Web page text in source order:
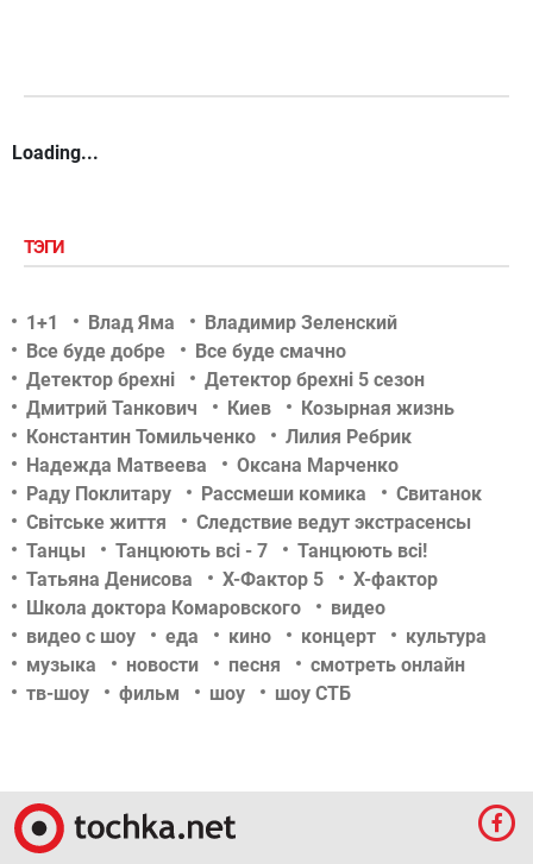
Loading...
ТЭГИ
1+1 Влад Яма
Владимир Зеленский
Все буде добре
Все буде смачно
Детектор брехні
Детектор брехні 5 сезон
Дмитрий Танкович
Киев
Козырная жизнь
Константин Томильченко
Лилия Ребрик
Надежда Матвеева
Оксана Марченко
Раду Поклитару
Рассмеши комика
Свитанок
Світське життя
Следствие ведут экстрасенсы
Танцы
Танцюють всі - 7
Танцюють всі!
Татьяна Денисова
Х-Фактор 5
Х-фактор
Школа доктора Комаровского
видео
видео с шоу
еда кино концерт
культура
музыка
новости песня
смотреть онлайн
тв-шоу
фильм шоу шоу СТБ